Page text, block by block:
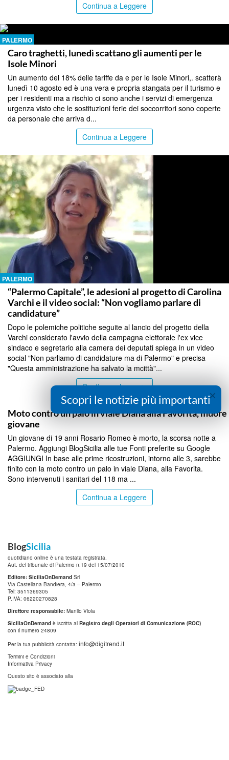
Continua a Leggere
PALERMO
Caro traghetti, lunedì scattano gli aumenti per le
Isole Minori
Un aumento del 18% delle tariffe da e per le Isole Minori,. scatterà
lunedì 10 agosto ed è una vera e propria stangata per il turismo e
per i residenti ma a rischio ci sono anche i servizi di emergenza
urgenza visto che le sostituzioni ferie dei soccorritori sono coperte
da personale che arriva d...
Continua a Leggere
PALERMO
“Palermo Capitale”, le adesioni al progetto di Carolina
Varchi e il video social: “Non vogliamo parlare di
candidature”
Dopo le polemiche politiche seguite al lancio del progetto della
Varchi considerato l'avvio della campagna elettorale l'ex vice
sindaco e segretario alla camera dei deputati spiega in un video
social "Non parliamo di candidature ma di Palermo" e precisa
"Questa amministrazione ha salvato la mcittà"...
Continua a Leggere
Moto contro un palo in viale Diana alla Favorita, muore
giovane
Un giovane di 19 anni Rosario Romeo è morto, la scorsa notte a
Palermo. Aggiungi BlogSicilia alle tue Fonti preferite su Google
AGGIUNGI In base alle prime ricostruzioni, intorno alle 3, sarebbe
finito con la moto contro un palo in viale Diana, alla Favorita.
Sono intervenuti i sanitari del 118 ma ...
Continua a Leggere
BlogSicilia
quotidiano online è una testata registrata.
Aut. del tribunale di Palermo n.19 del 15/07/2010
Editore: SiciliaOnDemand Srl
Via Castellana Bandiera, 4/a – Palermo
Tel: 3511369305
P.IVA: 06220270828
Direttore responsabile: Manlio Viola
SiciliaOnDemand è iscritta al Registro degli Operatori di Comunicazione (ROC)
con il numero 24809
Per la tua pubblicità contatta: info@digitrend.it
Termini e Condizioni
Informativa Privacy
Questo sito è associato alla
×
Scopri le notizie più importanti